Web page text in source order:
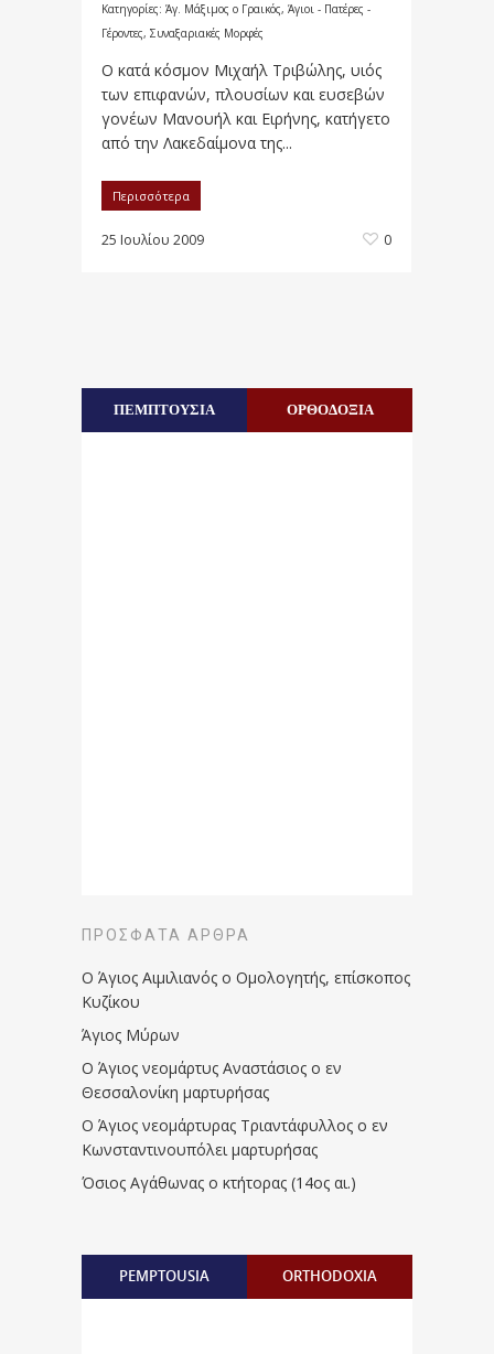
Κατηγορίες: Άγ. Μάξιμος ο Γραικός, Άγιοι - Πατέρες -
Γέροντες, Συναξαριακές Μορφές
Ο κατά κόσμον Μιχαήλ Τριβώλης, υιός
των επιφανών, πλουσίων και ευσεβών
γονέων Μανουήλ και Ειρήνης, κατήγετο
από την Λακεδαίμονα της...
Περισσότερα
25 Ιουλίου 2009 0
ΠΕΜΠΤΟΥΣΙΑ ΟΡΘΟΔΟΞΙΑ
ΠΡΌΣΦΑΤΑ ΆΡΘΡΑ
Ο Άγιος Αιμιλιανός ο Ομολογητής, επίσκοπος
Κυζίκου
Άγιος Μύρων
Ο Άγιος νεομάρτυς Αναστάσιος ο εν
Θεσσαλονίκη μαρτυρήσας
Ο Άγιος νεομάρτυρας Τριαντάφυλλος ο εν
Κωνσταντινουπόλει μαρτυρήσας
Όσιος Αγάθωνας ο κτήτορας (14ος αι.)
PEMPTOUSIA ORTHODOXIA